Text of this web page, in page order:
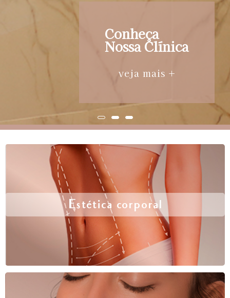
Conheça
Nossa Clínica
veja mais +
Estética corporal